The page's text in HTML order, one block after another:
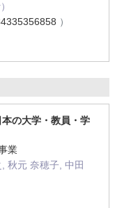
）
の大学・教員・学
業
秋元 奈穂子, 中田